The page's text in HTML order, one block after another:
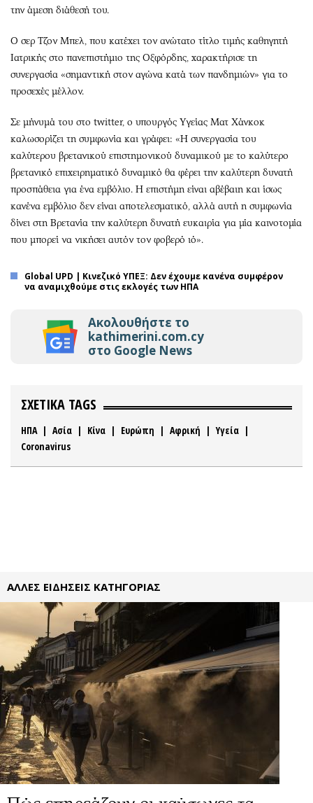
την άμεση διάθεσή του.
Ο σερ Τζον Μπελ, που κατέχει τον ανώτατο τίτλο τιμής καθηγητή
Ιατρικής στο πανεπιστήμιο της Οξφόρδης, χαρακτήρισε τη
συνεργασία «σημαντική στον αγώνα κατά των πανδημιών» για το
προσεχές μέλλον.
Σε μήνυμά του στο twitter, ο υπουργός Υγείας Ματ Χάνκοκ
καλωσορίζει τη συμφωνία και γράφει: «Η συνεργασία του
καλύτερου βρετανικού επιστημονικού δυναμικού με το καλύτερο
βρετανικό επιχειρηματικό δυναμικό θα φέρει την καλύτερη δυνατή
προσπάθεια για ένα εμβόλιο. Η επιστήμη είναι αβέβαιη και ίσως
κανένα εμβόλιο δεν είναι αποτελεσματικό, αλλά αυτή η συμφωνία
δίνει στη Βρετανία την καλύτερη δυνατή ευκαιρία για μία καινοτομία
που μπορεί να νικήσει αυτόν τον φοβερό ιό».
Global UPD | Κινεζικό ΥΠΕΞ: Δεν έχουμε κανένα συμφέρον
να αναμιχθούμε στις εκλογές των ΗΠΑ
Ακολουθήστε το
kathimerini.com.cy
στο Google News
ΣΧΕΤΙΚΑ TAGS
ΗΠΑ| Ασία | Κίνα | Ευρώπη | Αφρική |Υγεία |
Coronavirus
ΑΛΛΕΣ ΕΙΔΗΣΕΙΣ ΚΑΤΗΓΟΡΙΑΣ